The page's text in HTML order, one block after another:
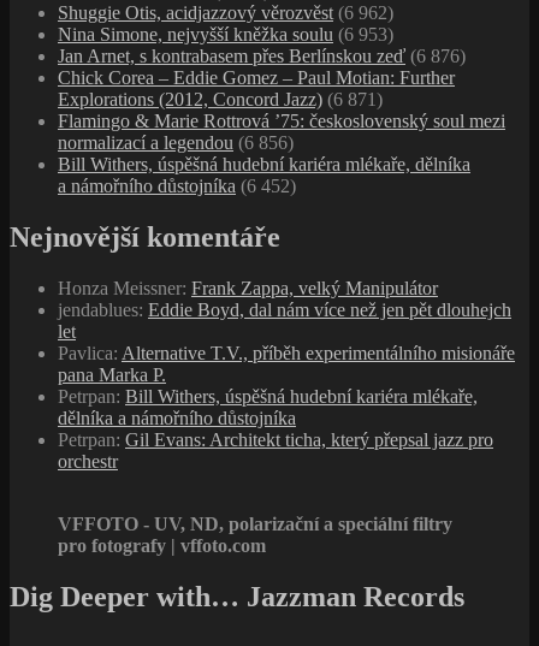
Shuggie Otis, acidjazzový věrozvěst (6 962)
Nina Simone, nejvyšší kněžka soulu (6 953)
Jan Arnet, s kontrabasem přes Berlínskou zeď (6 876)
Chick Corea – Eddie Gomez – Paul Motian: Further
Explorations (2012, Concord Jazz) (6 871)
Flamingo & Marie Rottrová ’75: československý soul mezi
normalizací a legendou (6 856)
Bill Withers, úspěšná hudební kariéra mlékaře, dělníka
a námořního důstojníka (6 452)
Nejnovější komentáře
Honza Meissner: Frank Zappa, velký Manipulátor
jendablues: Eddie Boyd, dal nám více než jen pět dlouhejch
let
Pavlica: Alternative T.V., příběh experimentálního misionáře
pana Marka P.
Petrpan: Bill Withers, úspěšná hudební kariéra mlékaře,
dělníka a námořního důstojníka
Petrpan: Gil Evans: Architekt ticha, který přepsal jazz pro
orchestr
VFFOTO - UV, ND, polarizační a speciální filtry
pro fotografy | vffoto.com
Dig Deeper with… Jazzman Records